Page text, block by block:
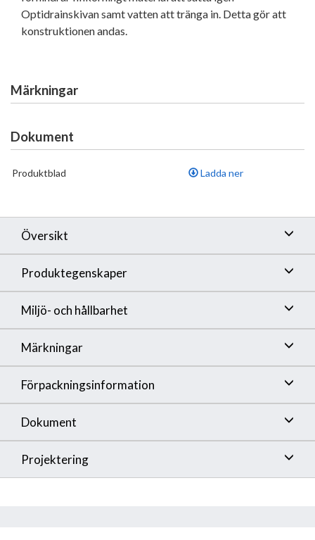
Optidrainskivan samt vatten att tränga in. Detta gör att
konstruktionen andas.
Märkningar
Dokument
Produktblad Ladda ner
Översikt
Produktegenskaper
Miljö- och hållbarhet
Märkningar
Förpackningsinformation
Dokument
Projektering